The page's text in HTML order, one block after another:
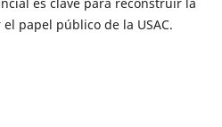
es clave para reconstruir la
papel público de la USAC.